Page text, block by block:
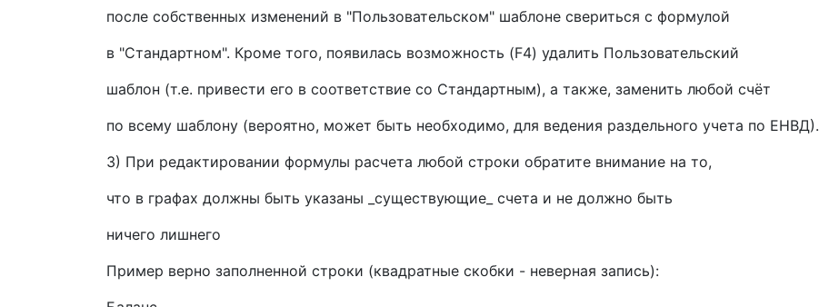
после собственных изменений в "Пользовательском" шаблоне свериться с формулой
в "Стандартном". Кроме того, появилась возможность (F4) удалить Пользовательский
шаблон (т.е. привести его в соответствие со Стандартным), а также, заменить любой счёт
по всему шаблону (вероятно, может быть необходимо, для ведения раздельного учета по ЕНВД).
3) При редактировании формулы расчета любой строки обратите внимание на то,
что в графах должны быть указаны _существующие_ счета и не должно быть
ничего лишнего
Пример верно заполненной строки (квадратные скобки - неверная запись):